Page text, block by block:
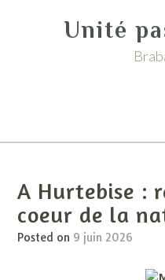
Unité
A Hurtebise :
coeur de la
Posted on 9 juin 2026